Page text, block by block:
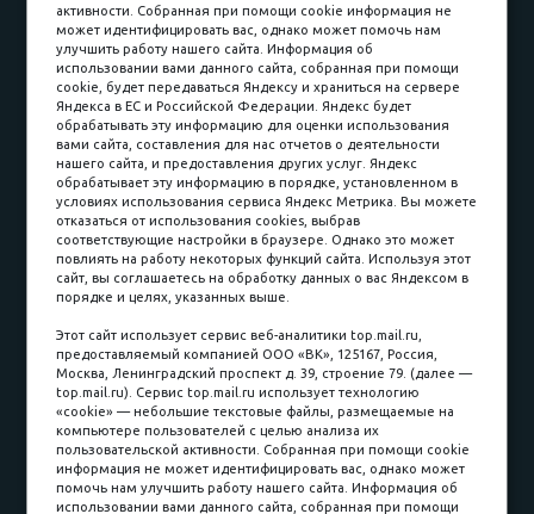
Наши работы
Оплата
Доставка и сборка
Гарантии
Карьера в компании
Контакты
Принимаем к оплате
Наличные
пл. Соляная, 6, стр. 16
8 (3822) 60-70-30
8 (3822) 50-39-09
8 (3822) 22-77-68
активности. Собранная при помощи cookie информация не
может идентифицировать вас, однако может помочь нам
улучшить работу нашего сайта. Информация об
использовании вами данного сайта, собранная при помощи
cookie, будет передаваться Яндексу и храниться на сервере
Яндекса в ЕС и Российской Федерации. Яндекс будет
обрабатывать эту информацию для оценки использования
вами сайта, составления для нас отчетов о деятельности
нашего сайта, и предоставления других услуг. Яндекс
обрабатывает эту информацию в порядке, установленном в
условиях использования сервиса Яндекс Метрика. Вы можете
отказаться от использования cookies, выбрав
соответствующие настройки в браузере. Однако это может
повлиять на работу некоторых функций сайта. Используя этот
сайт, вы соглашаетесь на обработку данных о вас Яндексом в
порядке и целях, указанных выше.
Этот сайт использует сервис веб-аналитики top.mail.ru,
предоставляемый компанией ООО «ВК», 125167, Россия,
Москва, Ленинградский проспект д. 39, строение 79. (далее —
top.mail.ru). Сервис top.mail.ru использует технологию
«cookie» — небольшие текстовые файлы, размещаемые на
компьютере пользователей с целью анализа их
пользовательской активности. Собранная при помощи cookie
информация не может идентифицировать вас, однако может
помочь нам улучшить работу нашего сайта. Информация об
использовании вами данного сайта, собранная при помощи